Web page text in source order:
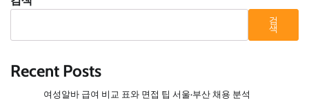
검
색
Recent Posts
여성알바 급여 비교 표와 면접 팁 서울·부산 채용 분석